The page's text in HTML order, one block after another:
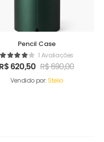
Pencil Case
1 Avaliações
R$620,50 R$690,00
Vendido por:Stelio